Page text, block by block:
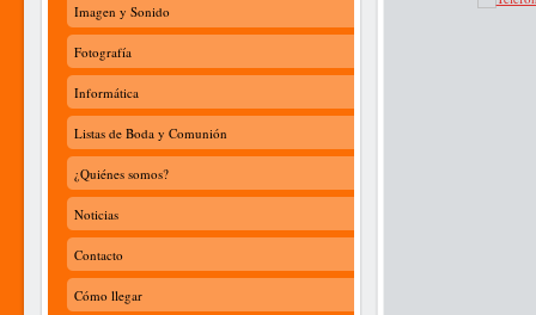
Imagen y Sonido
Fotografía
Informática
Listas de Boda y Comunión
¿Quiénes somos?
Noticias
Contacto
Cómo llegar